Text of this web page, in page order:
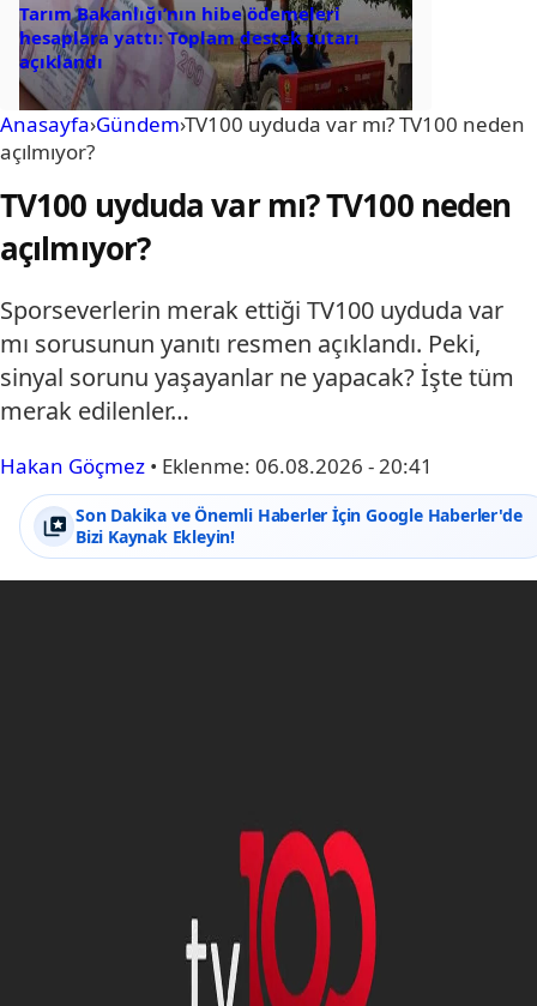
Tarım Bakanlığı’nın hibe ödemeleri
hesaplara yattı: Toplam destek tutarı
açıklandı
Anasayfa›Gündem›TV100 uyduda var mı? TV100 neden
açılmıyor?
TV100 uyduda var mı? TV100 neden
açılmıyor?
Sporseverlerin merak ettiği TV100 uyduda var
mı sorusunun yanıtı resmen açıklandı. Peki,
sinyal sorunu yaşayanlar ne yapacak? İşte tüm
merak edilenler…
Hakan Göçmez • Eklenme: 06.08.2026 - 20:41
Son Dakika ve Önemli Haberler İçin Google Haberler'de
Bizi Kaynak Ekleyin!